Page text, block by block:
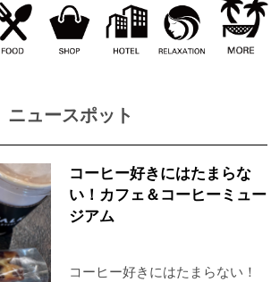
ニュースポット
コーヒー好きにはたまらな
い！カフェ＆コーヒーミュー
ジアム
コーヒー好きにはたまらない！